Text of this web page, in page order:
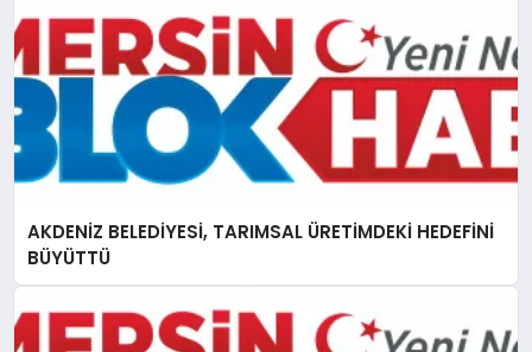
AKDENİZ BELEDİYESİ, TARIMSAL ÜRETİMDEKİ HEDEFİNİ
BÜYÜTTÜ